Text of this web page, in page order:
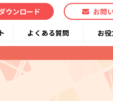
よくある質問 お
ウンロード お問